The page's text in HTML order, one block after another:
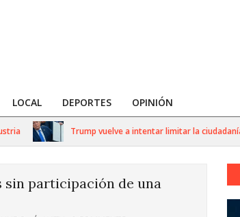
LOCAL DEPORTES OPINIÓN
Trump vuelve a intentar limitar la ciudadanía
sin participación de una